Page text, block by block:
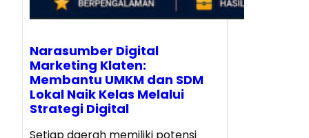
Narasumber Digital
Marketing Klaten:
Membantu UMKM dan SDM
Lokal Naik Kelas Melalui
Strategi Digital
Setiap daerah memiliki potensi